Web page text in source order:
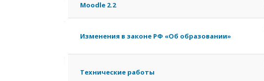
Moodle 2.2
Изменения в законе РФ «Об образовании»
Технические работы